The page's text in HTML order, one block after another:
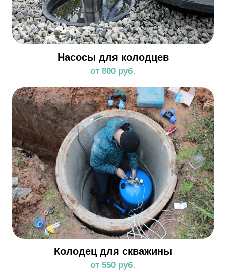
Насосы для колодцев
от 800 руб.
Колодец для скважины
от 550 руб.